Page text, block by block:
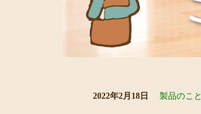
2022年2月18日 製品のこと